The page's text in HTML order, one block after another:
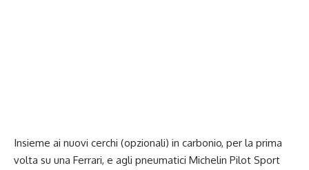
Insieme ai nuovi cerchi (opzionali) in carbonio, per la prima
volta su una Ferrari, e agli pneumatici Michelin Pilot Sport